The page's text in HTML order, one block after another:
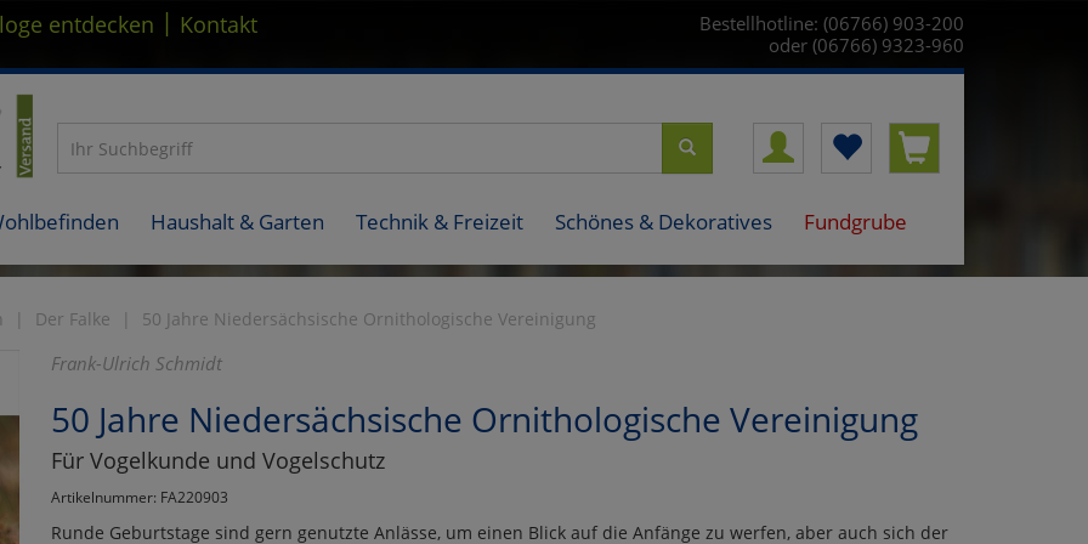
entdecken | Kontakt
Bestellhotline: (06766) 903-200
oder (06766) 9323-960
Haushalt & Garten Technik & Freizeit Schönes & Dekoratives Fundgrube
Der Falke 50 Jahre Niedersächsische Ornithologische Vereinigung
Frank-Ulrich Schmidt
50 Jahre Niedersächsische Ornithologische Vereinigung
Für Vogelkunde und Vogelschutz
Artikelnummer: FA220903
Runde Geburtstage sind gern genutzte Anlässe, um einen Blick auf die Anfänge zu werfen, aber auch sich der